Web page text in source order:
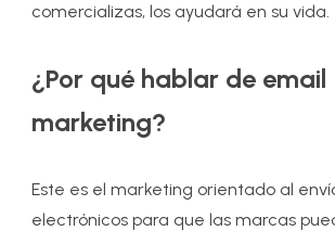
comercializas, los ayudará en su vida.
¿Por qué hablar de email
marketing?
Este es el marketing orientado al
electrónicos para que las marcas